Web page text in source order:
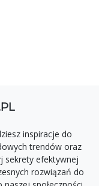
inspiracje do
trendów oraz
sekrety efektywnej
rozwiązań do